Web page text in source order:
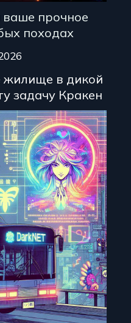
прочное
походах
жилище в дикой
задачу Кракен